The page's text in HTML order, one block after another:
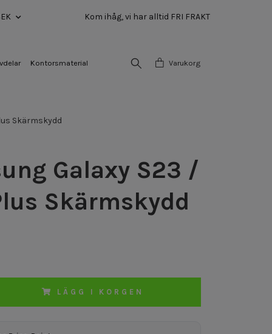
Kom ihåg, vi har alltid FRI FRAKT
Kontorsmaterial Varukorg
Skärmskydd
Galaxy S23 /
Skärmskydd
LÄGG I KORGEN